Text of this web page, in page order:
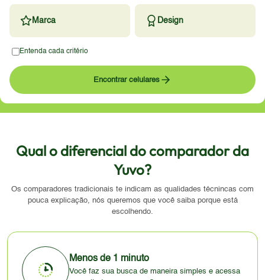
Marca Design
Entenda cada critério
Encontrar celulares
Qual o diferencial do comparador da
Yuvo?
Os comparadores tradicionais te indicam as qualidades técnincas com
pouca explicação, nós queremos que você saiba porque está
escolhendo.
Menos de 1 minuto
Você faz sua busca de maneira simples e acessa